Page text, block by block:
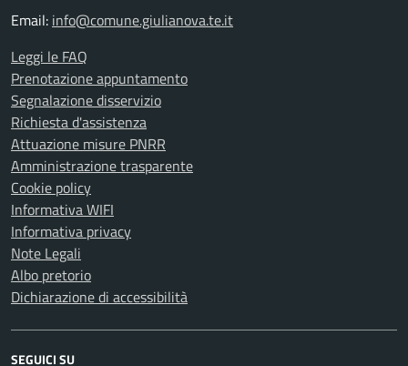
Email: info@comune.giulianova.te.it
Leggi le FAQ
Prenotazione appuntamento
Segnalazione disservizio
Richiesta d'assistenza
Attuazione misure PNRR
Amministrazione trasparente
Cookie policy
Informativa WIFI
Informativa privacy
Note Legali
Albo pretorio
Dichiarazione di accessibilità
SEGUICI SU